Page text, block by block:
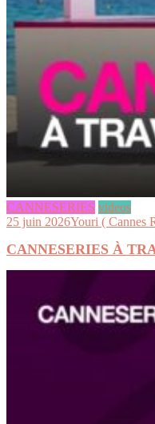
CANNESERIES videos
25 juin 2026Youri ( Cannes
CANNESERIES À